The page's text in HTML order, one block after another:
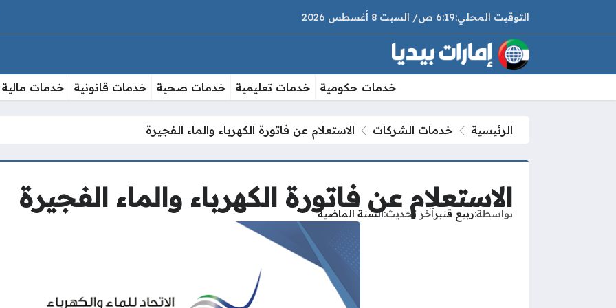
6:19 ص السبت 8 أغسطس 2026
خدمات حكومية خدمات تعليمية خدمات صحية خدمات قانونية خدمات مالية
الرئيسية خدمات الشركات الاستعلام عن فاتورة الكهرباء والماء الفجيرة
الاستعلام عن فاتورة الكهرباء والماء الفجيرة
بواسطة ربيع قنبرآخر تحديث السنة الماضية